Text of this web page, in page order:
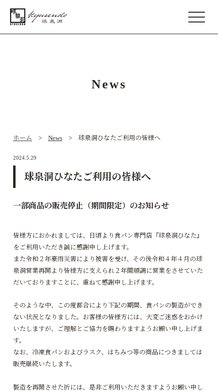
News
ホーム > News> 球泉洞ひなたご利用の皆様へ
2024.5.29
球泉洞ひなたご利用の皆様へ
一部商品の販売停止（期間限定）のお知らせ
皆様方におかれましては、日頃より食パン専門店『球泉洞ひなた』
をご利用いただき誠に感謝申し上げます。
また令和２年豪雨災害により被害を受け、その後令和４年４月の球
泉洞営業再開より皆様方に支えられ２年間順調に営業をさせていた
だいておりますことに、重ねて感謝申し上げます。
そのような中、この度都合により下記の期間、食パンの製造ができ
ない状況となりました。お客様の皆様方には、大変ご迷惑をおかけ
いたしますが、ご理解とご協力を賜わりますようお願い申し上げま
す。
なお、冷凍食パンおよびラスク、はちみつ等の商品につきましては
販売継続いたします。
製造を再開させた折には、是非ご利用いただきますようお願い申し